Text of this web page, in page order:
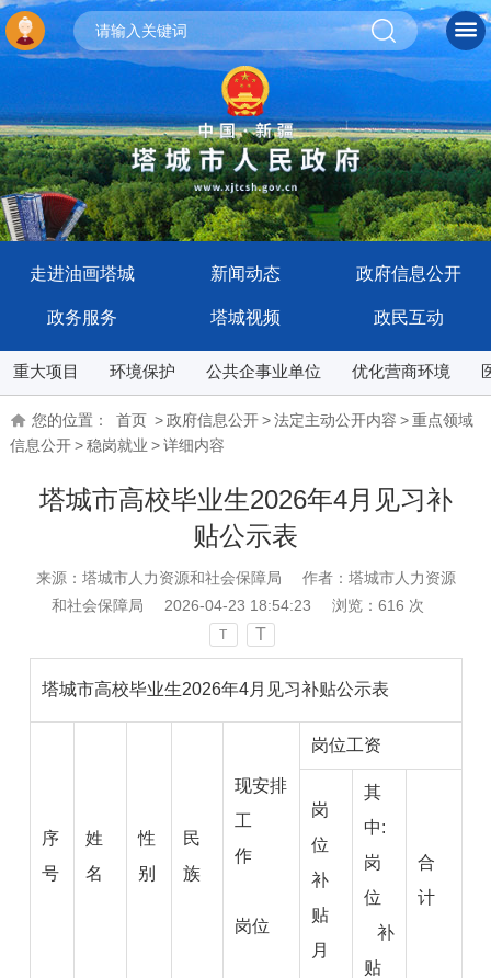
走进油画塔城 新闻动态 政府信息公开
政务服务 塔城视频 政民互动
重大项目 环境保护 公共企事业单位 优化营商环境
您的位置： 首页 >政府信息公开>法定主动公开内容 >重点领域
信息公开>稳岗就业 >详细内容
塔城市高校毕业生2026年4月见习补
贴公示表
来源：塔城市人力资源和社会保障局
作者：塔城市人力资源
和社会保障局
2026-04-23 18:54:23 浏览： 616 次
T T
塔城市高校毕业生2026年4月见习补贴公示表
序
号
姓
名
性
别
民
族
现安排
工
作
岗位
岗位工资
岗
位
补
贴
月
其
中:
岗
位
补
贴
合
计